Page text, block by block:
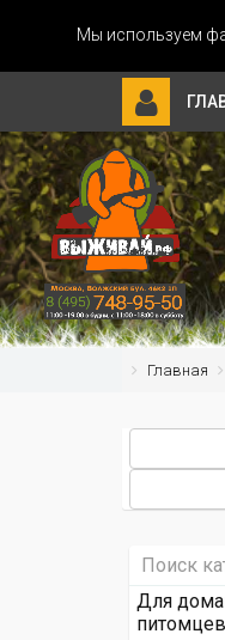
Мы используем
Главная
Для
питомцев